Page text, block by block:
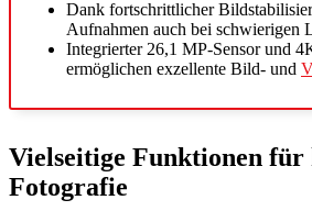
Dank fortschrittlicher
Aufnahmen auch bei schwierigen
Integrierter 26,1 MP-Sensor und
ermöglichen exzellente Bild- und
Vielseitige Funktionen für
Fotografie